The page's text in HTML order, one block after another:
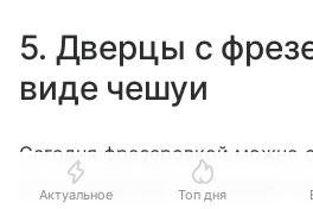
5. Дверцы с
виде чешуи
Сегодня фрезеровкой можно
узор. Например, трендовую
Актуальное Топ дня